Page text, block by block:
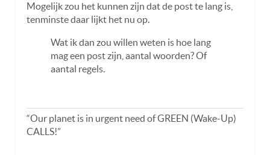
Mogelijk zou het kunnen zijn dat de post te lang is,
tenminste daar lijkt het nu op.
Wat ik dan zou willen weten is hoe lang
mag een post zijn, aantal woorden? Of
aantal regels.
“Our planet is in urgent need of GREEN (Wake-Up)
CALLS!”